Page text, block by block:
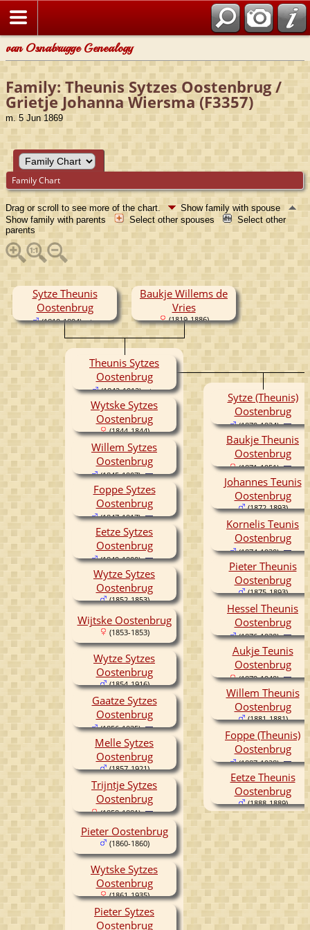
van Osnabrugge Genealogy
Family: Theunis Sytzes Oostenbrug /
Grietje Johanna Wiersma (F3357)
m. 5 Jun 1869
Family Chart
Drag or scroll to see more of the chart.
Show family with spouse
Show family with parents
Select other spouses
Select other
parents
Sytze Theunis
Oostenbrug
(1819-1894)
Baukje Willems de
Vries
(1819-1886)
Wytske Sytzes
Oostenbrug
(1844-1844)
Willem Sytzes
Oostenbrug
(1845-1907)
Foppe Sytzes
Oostenbrug
(1847-1917)
Eetze Sytzes
Oostenbrug
(1849-1900)
Wytze Sytzes
Oostenbrug
(1852-1853)
Wijtske Oostenbrug
(1853-1853)
Wytze Sytzes
Oostenbrug
(1854-1916)
Gaatze Sytzes
Oostenbrug
(1856-1935)
Melle Sytzes
Oostenbrug
(1857-1921)
Trijntje Sytzes
Oostenbrug
(1858-1881)
Pieter Oostenbrug
(1860-1860)
Wytske Sytzes
Oostenbrug
(1861-1935)
Pieter Sytzes
Oostenbrug
Theunis Sytzes
Oostenbrug
(1842-1912)
Sytze (Theunis)
Oostenbrug
(1870-1934)
Baukje Theunis
Oostenbrug
(1871-1951)
Johannes Teunis
Oostenbrug
(1872-1893)
Kornelis Teunis
Oostenbrug
(1874-1930)
Pieter Theunis
Oostenbrug
(1875-1893)
Hessel Theunis
Oostenbrug
(1876-1939)
Aukje Teunis
Oostenbrug
(1879-1949)
Willem Theunis
Oostenbrug
(1881-1881)
Foppe (Theunis)
Oostenbrug
(1887-1928)
Eetze Theunis
Oostenbrug
(1888-1889)